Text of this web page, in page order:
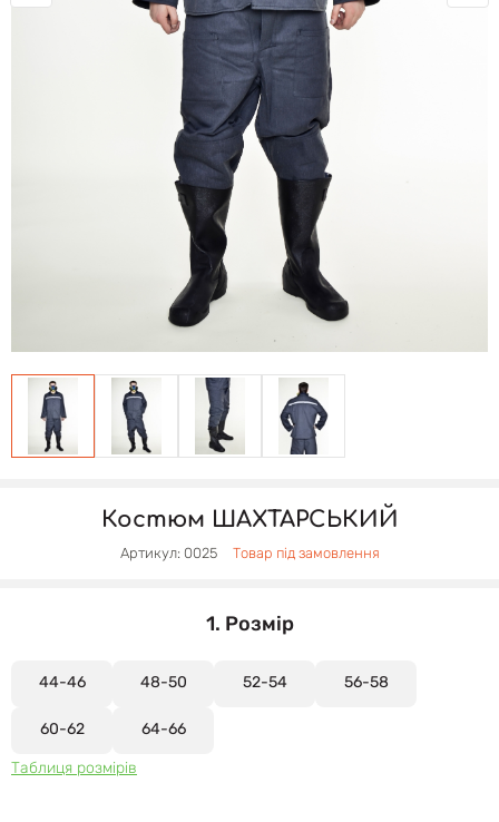
Костюм ШАХТАРСЬКИЙ
Артикул: 0025 Товар під замовлення
1. Розмір
44-46 48-50 52-54 56-58
60-62 64-66
Таблиця розмірів